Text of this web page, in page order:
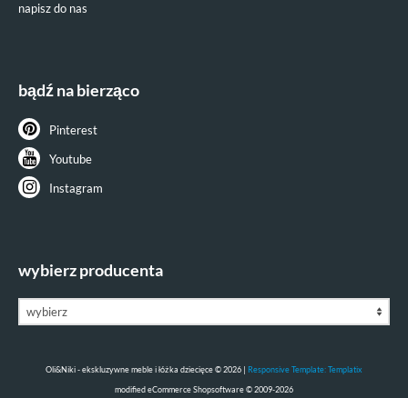
napisz do nas
bądź na bierząco
Pinterest
Youtube
Instagram
wybierz producenta
Oli&Niki - ekskluzywne meble i łóżka dziecięce © 2026 | Responsive Template: Templatix
modified eCommerce Shopsoftware © 2009-2026